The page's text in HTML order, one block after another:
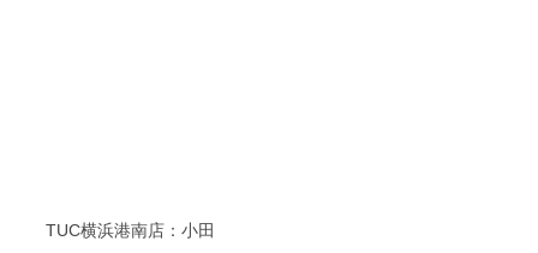
TUC横浜港南店：小田